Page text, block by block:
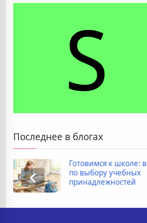
S
Последнее в блогах
школе: важные советы